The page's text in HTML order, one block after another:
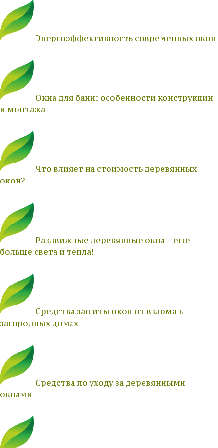
Энергоэффективность современных окон
Окна для бани: особенности конструкции
и монтажа
Что влияет на стоимость деревянных
окон?
Раздвижные деревянные окна – еще
больше света и тепла!
Средства защиты окон от взлома в
загородных домах
Средства по уходу за деревянными
окнами